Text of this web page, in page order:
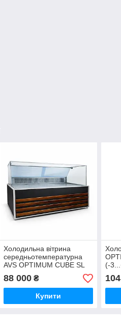
Холодильна вітрина
середньотемпературна
AVS OPTIMUM CUBE SL
2,0 м
88 000₴
Купити
(-